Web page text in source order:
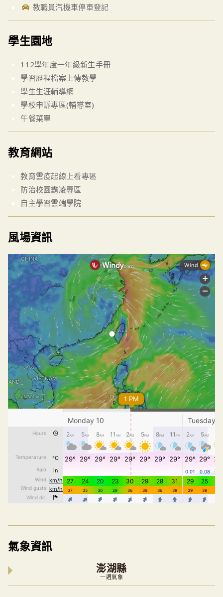
教職員汽機車停車登記
學生園地
112學年度一年級新生手冊
學習歷程檔案上傳教學
學生生涯輔導網
學校申訴專區(輔導室)
午餐菜單
教育網站
教育雲疫起線上看專區
防治校園霸凌專區
自主學習雲端學院
風場資訊
氣象資訊
澎湖縣
一週氣象